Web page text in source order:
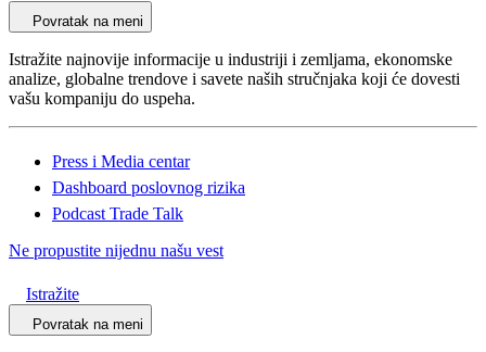
Povratak na meni
Istražite najnovije informacije u industriji i zemljama, ekonomske
analize, globalne trendove i savete naših stručnjaka koji će dovesti
vašu kompaniju do uspeha.
Press i Media centar
Dashboard poslovnog rizika
Podcast Trade Talk
Ne propustite nijednu našu vest
Istražite
Povratak na meni